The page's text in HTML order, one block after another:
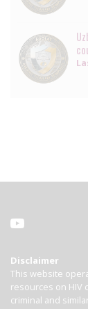
Disclaimer
This website
resources on HIV
criminal and